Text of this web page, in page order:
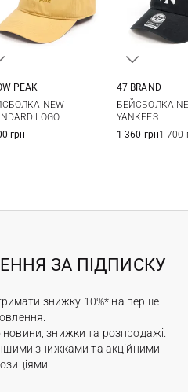
PEAK
NEW
LOGO
грн
47 BRAND
БЕЙСБОЛКА
YANKEES
1 360 грн1 700
ЗА ПІДПИСКУ
знижку 10%* на перше
знижки та розпродажі.
знижками та акційними